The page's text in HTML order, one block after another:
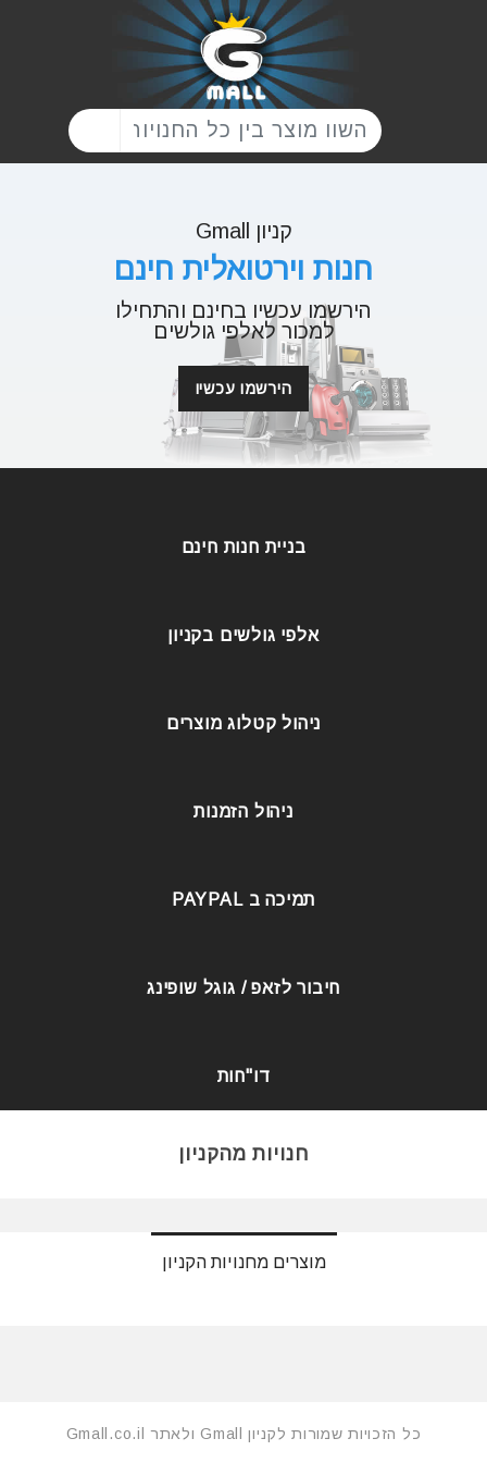
קניון Gmall
חנות וירטואלית חינם
הירשמו עכשיו בחינם והתחילו
למכור לאלפי גולשים
הירשמו עכשיו
בניית חנות חינם
אלפי גולשים בקניון
ניהול קטלוג מוצרים
ניהול הזמנות
תמיכה ב PAYPAL
חיבור לזאפ / גוגל שופינג
דו"חות
חנויות מהקניון
מוצרים מחנויות הקניון
כל הזכויות שמורות לקניון Gmall ולאתר Gmall.co.il